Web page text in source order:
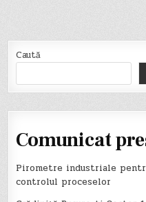
Caută
Comunicat
Pirometre industriale
controlul proceselor